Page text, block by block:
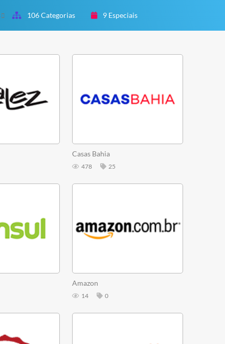
106 Categorias 9 Especiais
Casas Bahia
478 25
Amazon
14 0